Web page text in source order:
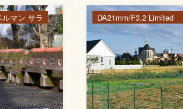
ルマン サラ DA21mm/F3.2 Limited